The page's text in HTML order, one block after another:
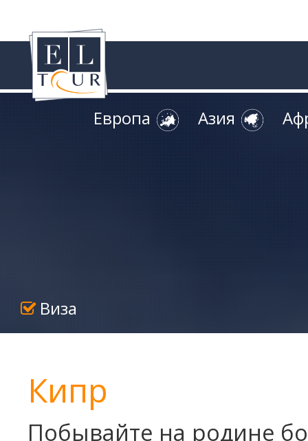
Европа Азия
Виза
Кипр
Побывайте на родине